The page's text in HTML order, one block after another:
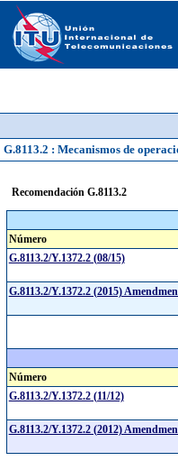
G.8113.2 : Mecanismos de
Recomendación G.8113.2
Número
G.8113.2/Y.1372.2 (08/15)
G.8113.2/Y.1372.2 (2015)
Número
G.8113.2/Y.1372.2 (11/12)
G.8113.2/Y.1372.2 (2012)